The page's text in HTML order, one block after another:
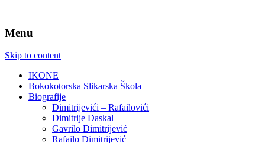
Menu
Skip to content
IKONE
Bokokotorska Slikarska Škola
Biografije
Dimitrijevići – Rafailovići
Dimitrije Daskal
Gavrilo Dimitrijević
Rafailo Dimitrijević